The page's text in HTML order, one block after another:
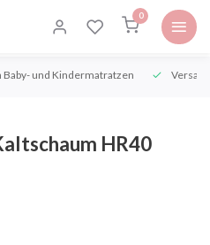
0
Baby- und Kindermatratzen
HR40